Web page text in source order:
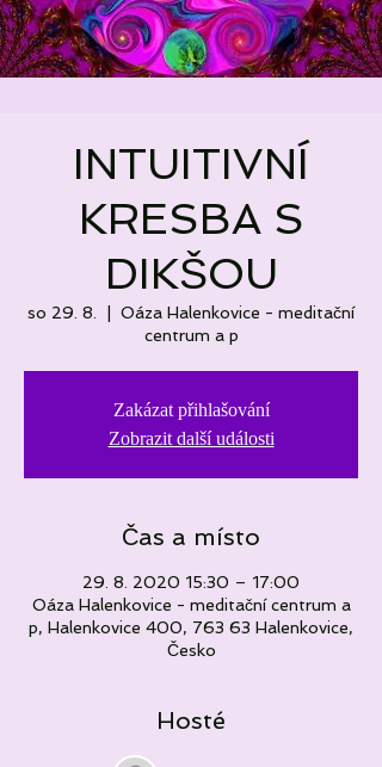
INTUITIVNÍ
KRESBA S
DIKŠOU
so 29. 8.
Oáza Halenkovice - meditační
centrum a p
Zakázat přihlašování
Zobrazit další události
Čas a místo
29. 8. 2020 15:30 – 17:00
Oáza Halenkovice - meditační centrum a
p, Halenkovice 400, 763 63 Halenkovice,
Česko
Hosté